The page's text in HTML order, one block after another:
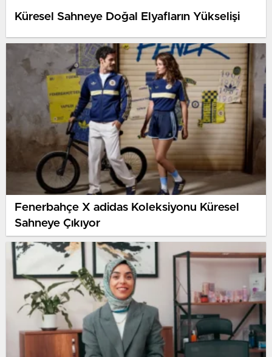
Küresel Sahneye Doğal Elyafların Yükselişi
Fenerbahçe X adidas Koleksiyonu Küresel
Sahneye Çıkıyor